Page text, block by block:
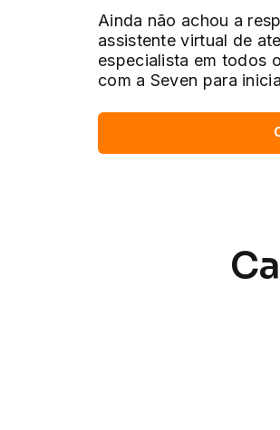
Ainda não achou a
assistente virtual de
especialista em todos
com a Seven para